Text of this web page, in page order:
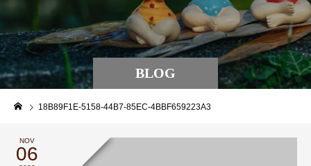
BLOG
18B89F1E-5158-44B7-85EC-4BBF659223A3
NOV
06